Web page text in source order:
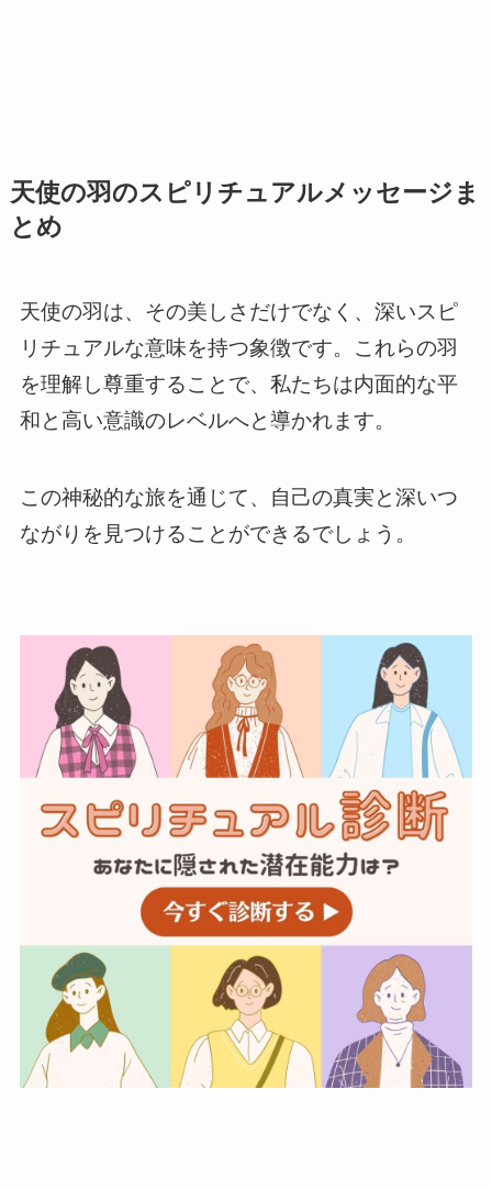
天使の羽のスピリチュアルメッセージま
とめ
天使の羽は、その美しさだけでなく、深いスピ
リチュアルな意味を持つ象徴です。これらの羽
を理解し尊重することで、私たちは内面的な平
和と高い意識のレベルへと導かれます。
この神秘的な旅を通じて、自己の真実と深いつ
ながりを見つけることができるでしょう。